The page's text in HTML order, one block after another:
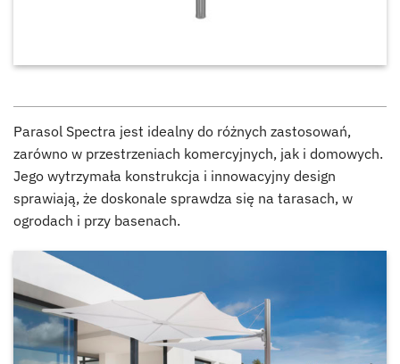
Parasol Spectra jest idealny do różnych zastosowań,
zarówno w przestrzeniach komercyjnych, jak i domowych.
Jego wytrzymała konstrukcja i innowacyjny design
sprawiają, że doskonale sprawdza się na tarasach, w
ogrodach i przy basenach.